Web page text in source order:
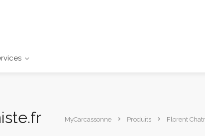
MyCarcassonne Produits Florent